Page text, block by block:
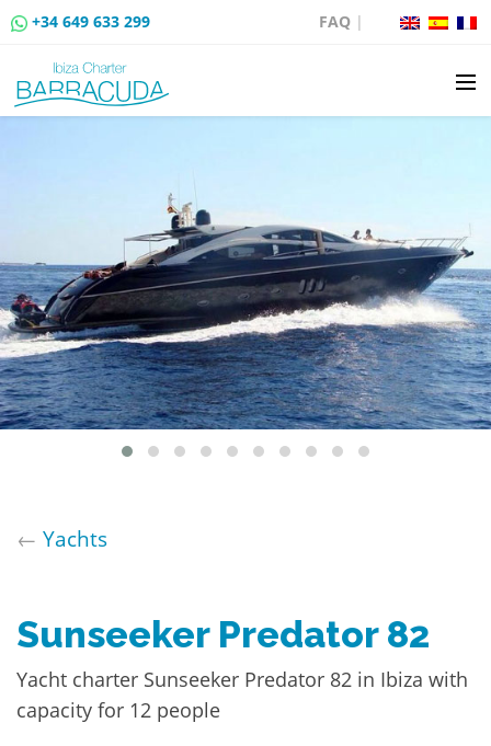
+34 649 633 299 FAQ|
MOORING RENTAL
BOAT RENTAL ROUTES
EVENTS
BLOG
← Yachts
Sunseeker Predator 82
Yacht charter Sunseeker Predator 82 in Ibiza with
capacity for 12 people